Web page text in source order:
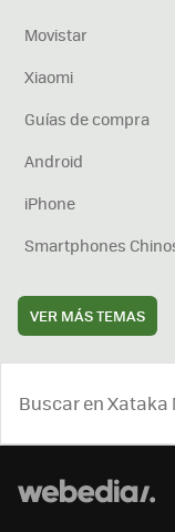
Movistar
Xiaomi
Guías de compra
Android
iPhone
Smartphones
VER MÁS TEMAS